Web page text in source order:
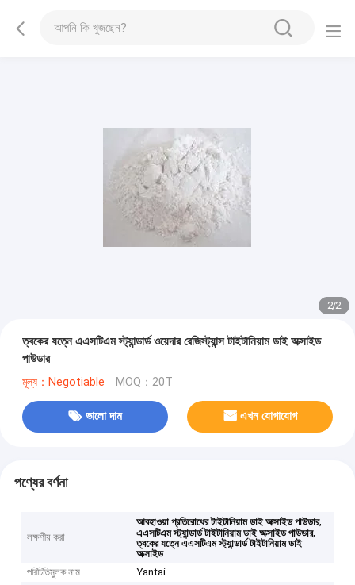
2/2
ত্বকের যত্নে এএসটিএম স্ট্যান্ডার্ড ওয়েদার রেজিস্ট্যান্স টাইটানিয়াম ডাই অক্সাইড
পাউডার
মূল্য：Negotiable MOQ：20T
ভালো দাম এখন যোগাযোগ
পণ্যের বর্ণনা
লক্ষণীয় করা
আবহাওয়া প্রতিরোধের টাইটানিয়াম ডাই অক্সাইড পাউডার,
এএসটিএম স্ট্যান্ডার্ড টাইটানিয়াম ডাই অক্সাইড পাউডার,
ত্বকের যত্নে এএসটিএম স্ট্যান্ডার্ড টাইটানিয়াম ডাই
অক্সাইড
পরিচিতিমুলক নাম
Yantai